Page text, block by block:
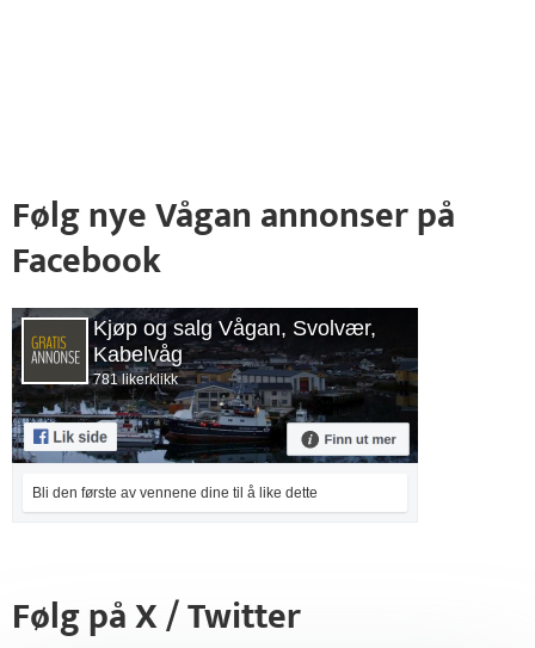
Følg nye Vågan annonser på
Facebook
Kjøp og salg Vågan, Svolvær,
Kabelvåg
781 likerklikk
Bli den første av vennene dine til å like dette
Følg på X / Twitter